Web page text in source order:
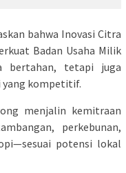
bahwa Inovasi Citra
Badan Usaha Milik
bertahan, tetapi juga
yang kompetitif.
menjalin kemitraan
perkebunan,
potensi lokal